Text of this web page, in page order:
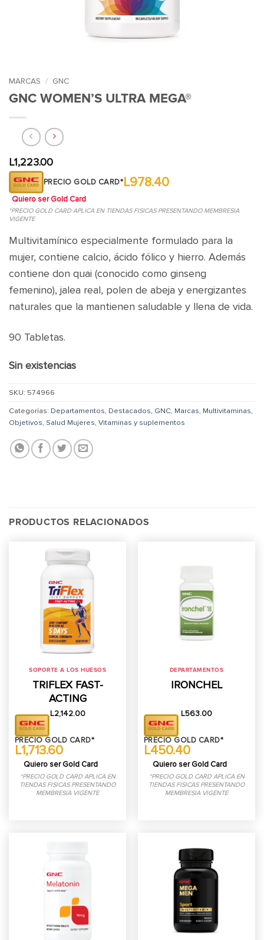
MARCAS / GNC
GNC WOMEN’S ULTRA MEGA®
L1,223.00
PRECIO GOLD CARD*L978.40
Quiero ser Gold Card
*PRECIO GOLD CARD APLICA EN TIENDAS FISICAS PRESENTANDO MEMBRESIA
VIGENTE
Multivitamínico especialmente formulado para la
mujer, contiene calcio, ácido fólico y hierro. Además
contiene don quai (conocido como ginseng
femenino), jalea real, polen de abeja y energizantes
naturales que la mantienen saludable y llena de vida.
90 Tabletas.
Sin existencias
SKU: 574966
Categorías: Departamentos, Destacados, GNC, Marcas, Multivitaminas,
Objetivos, Salud Mujeres, Vitaminas y suplementos
PRODUCTOS RELACIONADOS
SOPORTE A LOS HUESOS
TRIFLEX FAST-
ACTING
L2,142.00
PRECIO GOLD CARD*
L1,713.60
Quiero ser Gold Card
*PRECIO GOLD CARD APLICA EN
TIENDAS FISICAS PRESENTANDO
MEMBRESIA VIGENTE
DEPARTAMENTOS
IRONCHEL
L563.00
PRECIO GOLD CARD*
L450.40
Quiero ser Gold Card
*PRECIO GOLD CARD APLICA EN
TIENDAS FISICAS PRESENTANDO
MEMBRESIA VIGENTE